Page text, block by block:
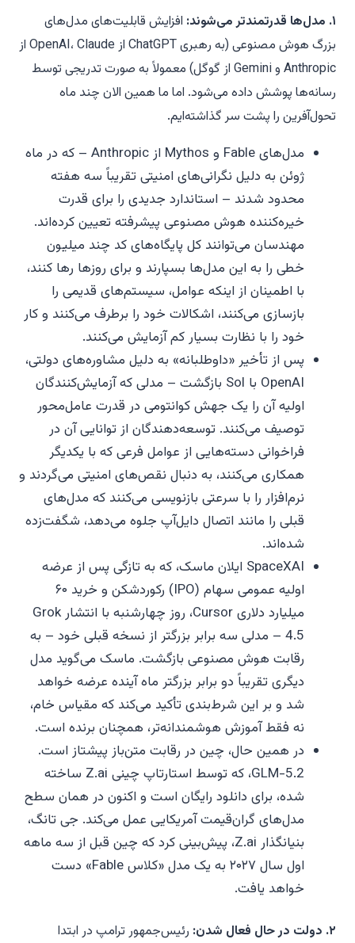
۱. مدل‌ها قدرتمندتر می‌شوند:
افزایش قابلیت‌های مدل‌های
بزرگ هوش مصنوعی (به رهبری ChatGPT از OpenAI، Claude از
Anthropic و Gemini از گوگل) معمولاً به صورت تدریجی توسط
رسانه‌ها پوشش داده می‌شود. اما ما همین الان چند ماه
تحول‌آفرین را پشت سر گذاشته‌ایم.
مدل‌های Fable و Mythos از Anthropic – که در ماه
ژوئن به دلیل نگرانی‌های امنیتی تقریباً سه هفته
محدود شدند – استاندارد جدیدی را برای قدرت
خیره‌کننده هوش مصنوعی پیشرفته تعیین کرده‌اند.
مهندسان می‌توانند کل پایگاه‌های کد چند میلیون
خطی را به این مدل‌ها بسپارند و برای روزها رها کنند،
با اطمینان از اینکه عوامل، سیستم‌های قدیمی را
بازسازی می‌کنند، اشکالات خود را برطرف می‌کنند و کار
خود را با نظارت بسیار کم آزمایش می‌کنند.
پس از تأخیر «داوطلبانه» به دلیل مشاوره‌های دولتی،
OpenAI با Sol بازگشت – مدلی که آزمایش‌کنندگان
اولیه آن را یک جهش کوانتومی در قدرت عامل‌محور
توصیف می‌کنند. توسعه‌دهندگان از توانایی آن در
فراخوانی دسته‌هایی از عوامل فرعی که با یکدیگر
همکاری می‌کنند، به دنبال نقص‌های امنیتی می‌گردند و
نرم‌افزار را با سرعتی بازنویسی می‌کنند که مدل‌های
قبلی را مانند اتصال دایل‌آپ جلوه می‌دهد، شگفت‌زده
شده‌اند.
SpaceXAI ایلان ماسک، که به تازگی پس از عرضه
اولیه عمومی سهام (IPO) رکوردشکن و خرید ۶۰
میلیارد دلاری Cursor، روز چهارشنبه با انتشار Grok
4.5 – مدلی سه برابر بزرگتر از نسخه قبلی خود – به
رقابت هوش مصنوعی بازگشت. ماسک می‌گوید مدل
دیگری تقریباً دو برابر بزرگتر ماه آینده عرضه خواهد
شد و بر این شرط‌بندی تأکید می‌کند که مقیاس خام،
نه فقط آموزش هوشمندانه‌تر، همچنان برنده است.
در همین حال، چین در رقابت متن‌باز پیشتاز است.
GLM-5.2، که توسط استارتاپ چینی Z.ai ساخته
شده، برای دانلود رایگان است و اکنون در همان سطح
مدل‌های گران‌قیمت آمریکایی عمل می‌کند. جی تانگ،
بنیانگذار Z.ai، پیش‌بینی کرد که چین قبل از سه ماهه
اول سال ۲۰۲۷ به یک مدل «کلاس Fable» دست
خواهد یافت.
۲. دولت در حال فعال شدن: رئیس‌جمهور ترامپ در ابتدا